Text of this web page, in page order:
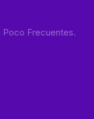
Poco Frecuentes.